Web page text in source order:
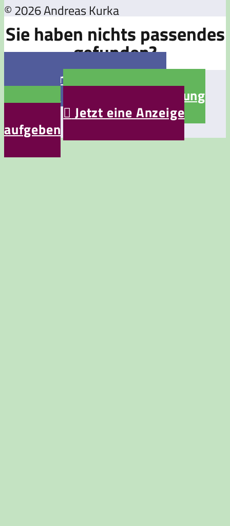
© 2026 Andreas Kurka
Sie haben nichts passendes
gefunden?
Jetzt eine Stellenanzeige
Jetzt eine Bewerbung
aufgeben Jetzt eine Anzeige
aufgeben